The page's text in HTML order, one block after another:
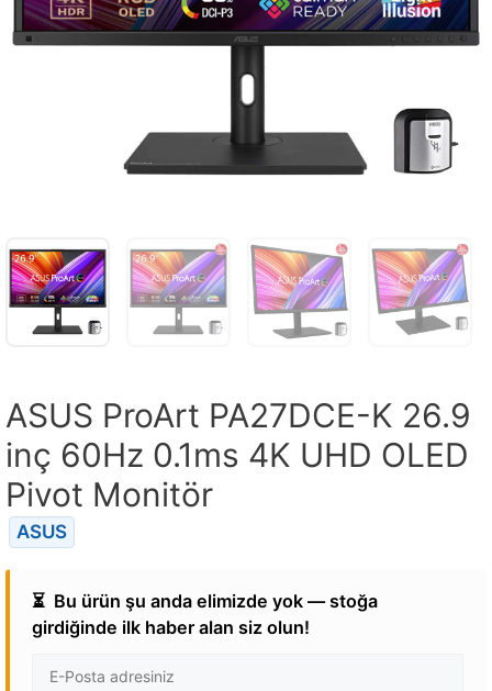
ASUS ProArt PA27DCE-K 26.9
inç 60Hz 0.1ms 4K UHD OLED
Pivot Monitör
ASUS
⏳ Bu ürün şu anda elimizde yok — stoğa
girdiğinde ilk haber alan siz olun!